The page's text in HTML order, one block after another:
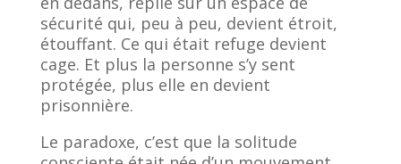
sécurité qui, peu à peu, devient étroit,
étouffant. Ce qui était refuge devient
cage. Et plus la personne s’y sent
protégée, plus elle en devient
prisonnière.
Le paradoxe, c’est que la solitude